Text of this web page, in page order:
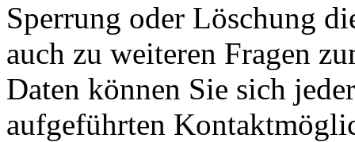
Sperrung oder Löschung
auch zu weiteren Fragen
Daten können Sie sich
aufgeführten